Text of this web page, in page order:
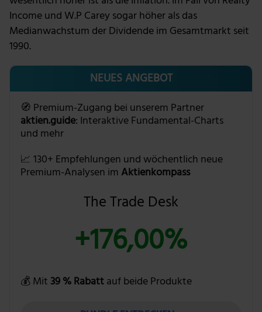
Income und W.P Carey sogar höher als das
Medianwachstum der Dividende im Gesamtmarkt seit
1990.
NEUES ANGEBOT
🧭 Premium-Zugang bei unserem Partner
aktien.guide: Interaktive Fundamental-Charts
und mehr
📈 130+ Empfehlungen und wöchentlich neue
Premium-Analysen im Aktienkompass
The Trade Desk
+176,00%
💰 Mit 39 % Rabattauf beide Produkte